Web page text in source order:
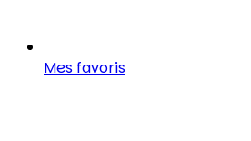
Mes favoris